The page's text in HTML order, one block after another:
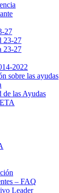
27
23-27
23-27
2022
sobre las ayudas
de las Ayudas
– FAQ
Leader